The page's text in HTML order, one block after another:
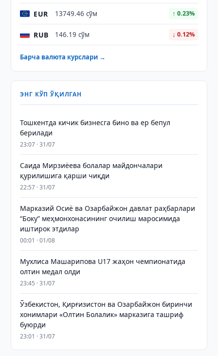
EUR 13749.46 сўм ↑ 0.23%
RUB 146.19 сўм ↓ 0.12%
Барча валюта курслари →
ЭНГ КЎП ЎҚИЛГАН
Тошкентда кичик бизнесга бино ва ер бепул
берилади
23:07 · 31/07
Саида Мирзиёева болалар майдончалари
қурилишига қарши чиқди
22:57 · 31/07
Марказий Осиё ва Озарбайжон давлат раҳбарлари
“Боку” меҳмонхонасининг очилиш маросимида
иштирок этдилар
00:01 · 01/08
Мухлиса Машарипова U17 жаҳон чемпионатида
олтин медал олди
23:45 · 31/07
Ўзбекистон, Қирғизистон ва Озарбайжон биринчи
хонимлари «Олтин Болалик» марказига ташриф
буюрди
23:01 · 31/07